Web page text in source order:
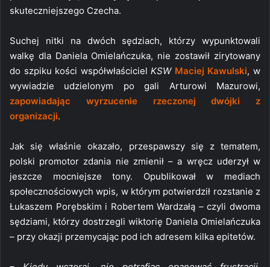
skuteczniejszego Czecha.
Suchej nitki na dwóch sędziach, którzy wypunktowali
walkę dla Daniela Omielańczuka, nie zostawił zirytowany
do szpiku kości współwłaścicielKSW Maciej Kawulski, w
wywiadzie udzielonym po gali Arturowi Mazurowi,
zapowiadając wyrzucenie rzeczonej dwójki z
organizacji.
Jak się właśnie okazało, przespawszy się z tematem,
polski promotor zdania nie zmienił – a wręcz uderzył w
jeszcze mocniejsze tony. Opublikował w mediach
społecznościowych wpis, w którym potwierdził rozstanie z
Łukaszem Porębskim i Robertem Wardzałą – czyli dwoma
sędziami, którzy dostrzegli wiktorię Daniela Omielańczuka
– przy okazji przemycając pod ich adresem kilka epitetów.